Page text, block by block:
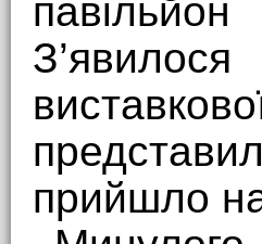
прийшло